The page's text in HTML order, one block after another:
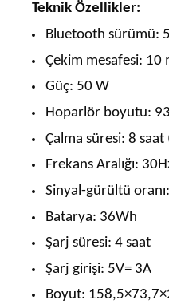
Teknik Özellikler:
Bluetooth sürümü:
Çekim mesafesi: 10
Güç: 50 W
Hoparlör boyutu:
Çalma süresi: 8 saat
Frekans Aralığı:
Sinyal-gürültü
Batarya: 36Wh
Şarj süresi: 4 saat
Şarj girişi: 5V= 3A
Boyut: